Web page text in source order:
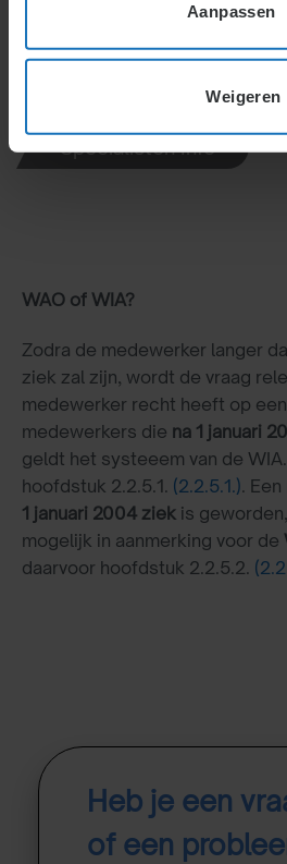
Aanpassen
Weigeren
H2.2.
Specialisten Info
WAO of WIA?
Zodra de medewerker langer
ziek zal zijn, wordt de vraag
medewerker recht heeft op
medewerkers die na 1 januari
geldt het systeeem van de
hoofdstuk 2.2.5.1. (2.2.5.1.).
1 januari 2004 ziek is
mogelijk in aanmerking voor de
daarvoor hoofdstuk 2.2.5.2.
Heb je een
of een